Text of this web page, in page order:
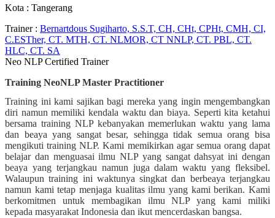
Kota : Tangerang
Trainer : Bernartdous Sugiharto, S.S.T, CH, CHt, CPHt, CMH, CI,
C.ESTher, CT. MTH, CT. NLMOR, CT NNLP, CT. PBL, CT.
HLC, CT. SA
Neo NLP Certified Trainer
Training NeoNLP Master Practitioner
Training ini kami sajikan bagi mereka yang ingin mengembangkan
diri namun memiliki kendala waktu dan biaya. Seperti kita ketahui
bersama training NLP kebanyakan memerlukan waktu yang lama
dan beaya yang sangat besar, sehingga tidak semua orang bisa
mengikuti training NLP. Kami memikirkan agar semua orang dapat
belajar dan menguasai ilmu NLP yang sangat dahsyat ini dengan
beaya yang terjangkau namun juga dalam waktu yang fleksibel.
Walaupun training ini waktunya singkat dan berbeaya terjangkau
namun kami tetap menjaga kualitas ilmu yang kami berikan. Kami
berkomitmen untuk membagikan ilmu NLP yang kami miliki
kepada masyarakat Indonesia dan ikut mencerdaskan bangsa.